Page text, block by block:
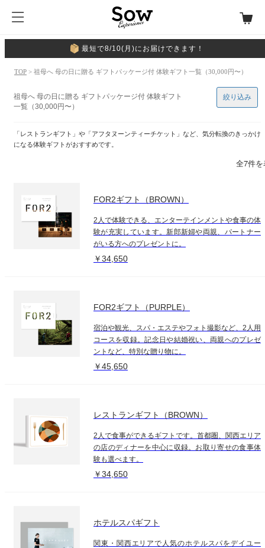
最短で8/10(月)にお届けできます！
TOP > 祖母へ 母の日に贈る ギフトパッケージ付 体験ギフト一覧（30,000円〜）
祖母へ 母の日に贈る ギフトパッケージ付 体験ギフト
一覧（30,000円〜）
「レストランギフト」や「アフタヌーンティーチケット」など、気分転換のきっかけ
になる体験ギフトがおすすめです。
絞り込み
全7件
FOR2ギフト（BROWN）
2人で体験できる、エンターテインメントや食事の体
験が充実しています。新郎新婦や両親、パートナー
がいる方へのプレゼントに。
￥34,650
FOR2ギフト（PURPLE）
宿泊や観光、スパ・エステやフォト撮影など、2人用
コースを収録。記念日や結婚祝い、両親へのプレゼ
ントなど、特別な贈り物に。
￥45,650
レストランギフト（BROWN）
2人で食事ができるギフトです。首都圏、関西エリア
の店のディナーを中心に収録。お取り寄せの食事体
験も選べます。
￥34,650
ホテルスパギフト
関東・関西エリアで人気のホテルスパをデイユー